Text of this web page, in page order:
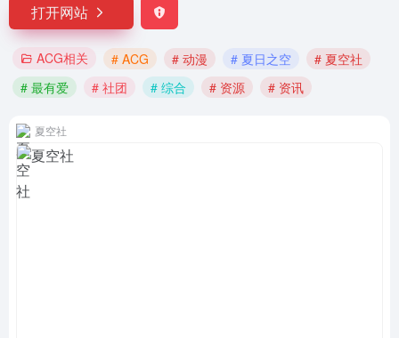
打开网站
ACG相关 # ACG # 动漫 # 夏日之空
# 夏空社
# 最有爱
# 社团 # 综合 # 资源 # 资讯
夏空社